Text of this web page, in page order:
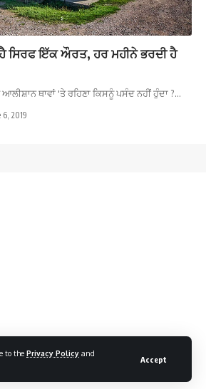
to the Privacy Policy and
Accept
ਸਿਰਫ ਇੱਕ ਔਰਤ, ਹਰ ਮਹੀਨੇ ਭਰਦੀ ਹੈ
ਥਾਵਾਂ 'ਤੇ ਰਹਿਣਾ ਕਿਸਨੂੰ ਪਸੰਦ ਨਹੀਂ ਹੁੰਦਾ ?…
6, 2019